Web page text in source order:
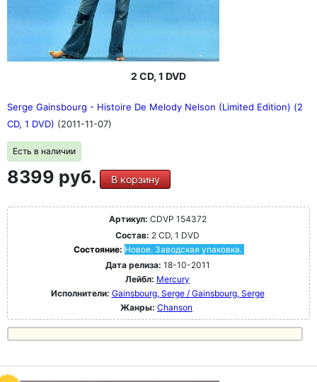
2 CD, 1 DVD
Serge Gainsbourg - Histoire De Melody Nelson (Limited Edition) (2
CD, 1 DVD) (2011-11-07)
Есть в наличии
8399 руб. В корзину
Артикул: CDVP 154372
Состав: 2 CD, 1 DVD
Состояние: Новое. Заводская упаковка.
Дата релиза: 18-10-2011
Лейбл: Mercury
Исполнители: Gainsbourg, Serge / Gainsbourg, Serge
Жанры: Chanson